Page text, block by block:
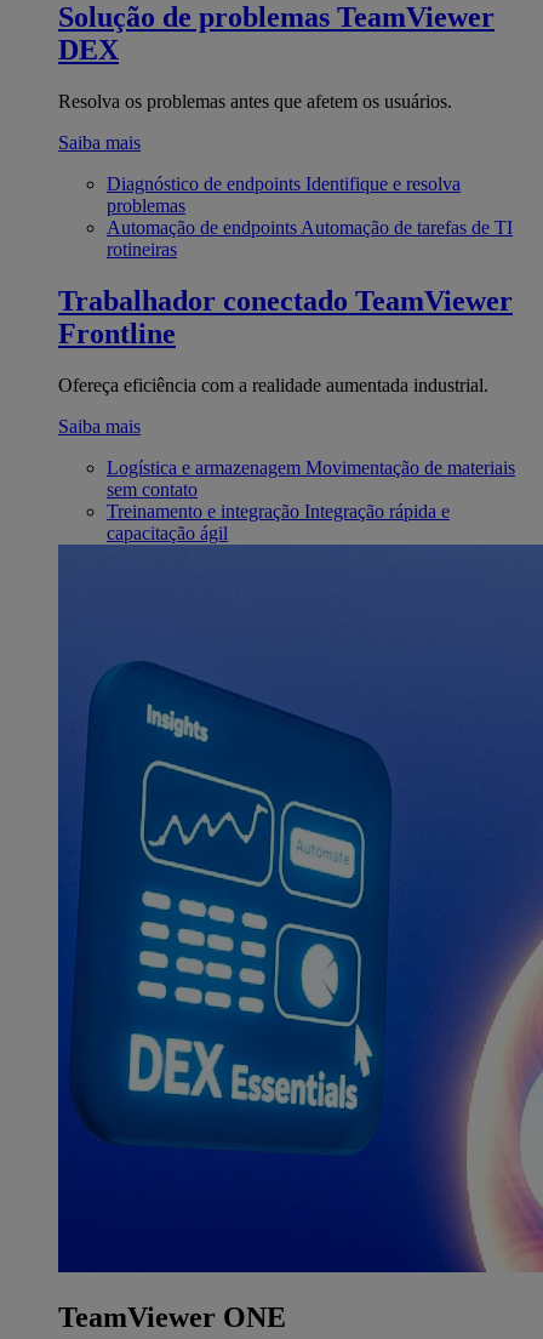
Solução de problemas TeamViewer
DEX
Resolva os problemas antes que afetem os usuários.
Saiba mais
Diagnóstico de endpoints Identifique e resolva
problemas
Automação de endpoints Automação de tarefas de TI
rotineiras
Trabalhador conectado TeamViewer
Frontline
Ofereça eficiência com a realidade aumentada industrial.
Saiba mais
Logística e armazenagem Movimentação de materiais
sem contato
Treinamento e integração Integração rápida e
capacitação ágil
TeamViewer ONE